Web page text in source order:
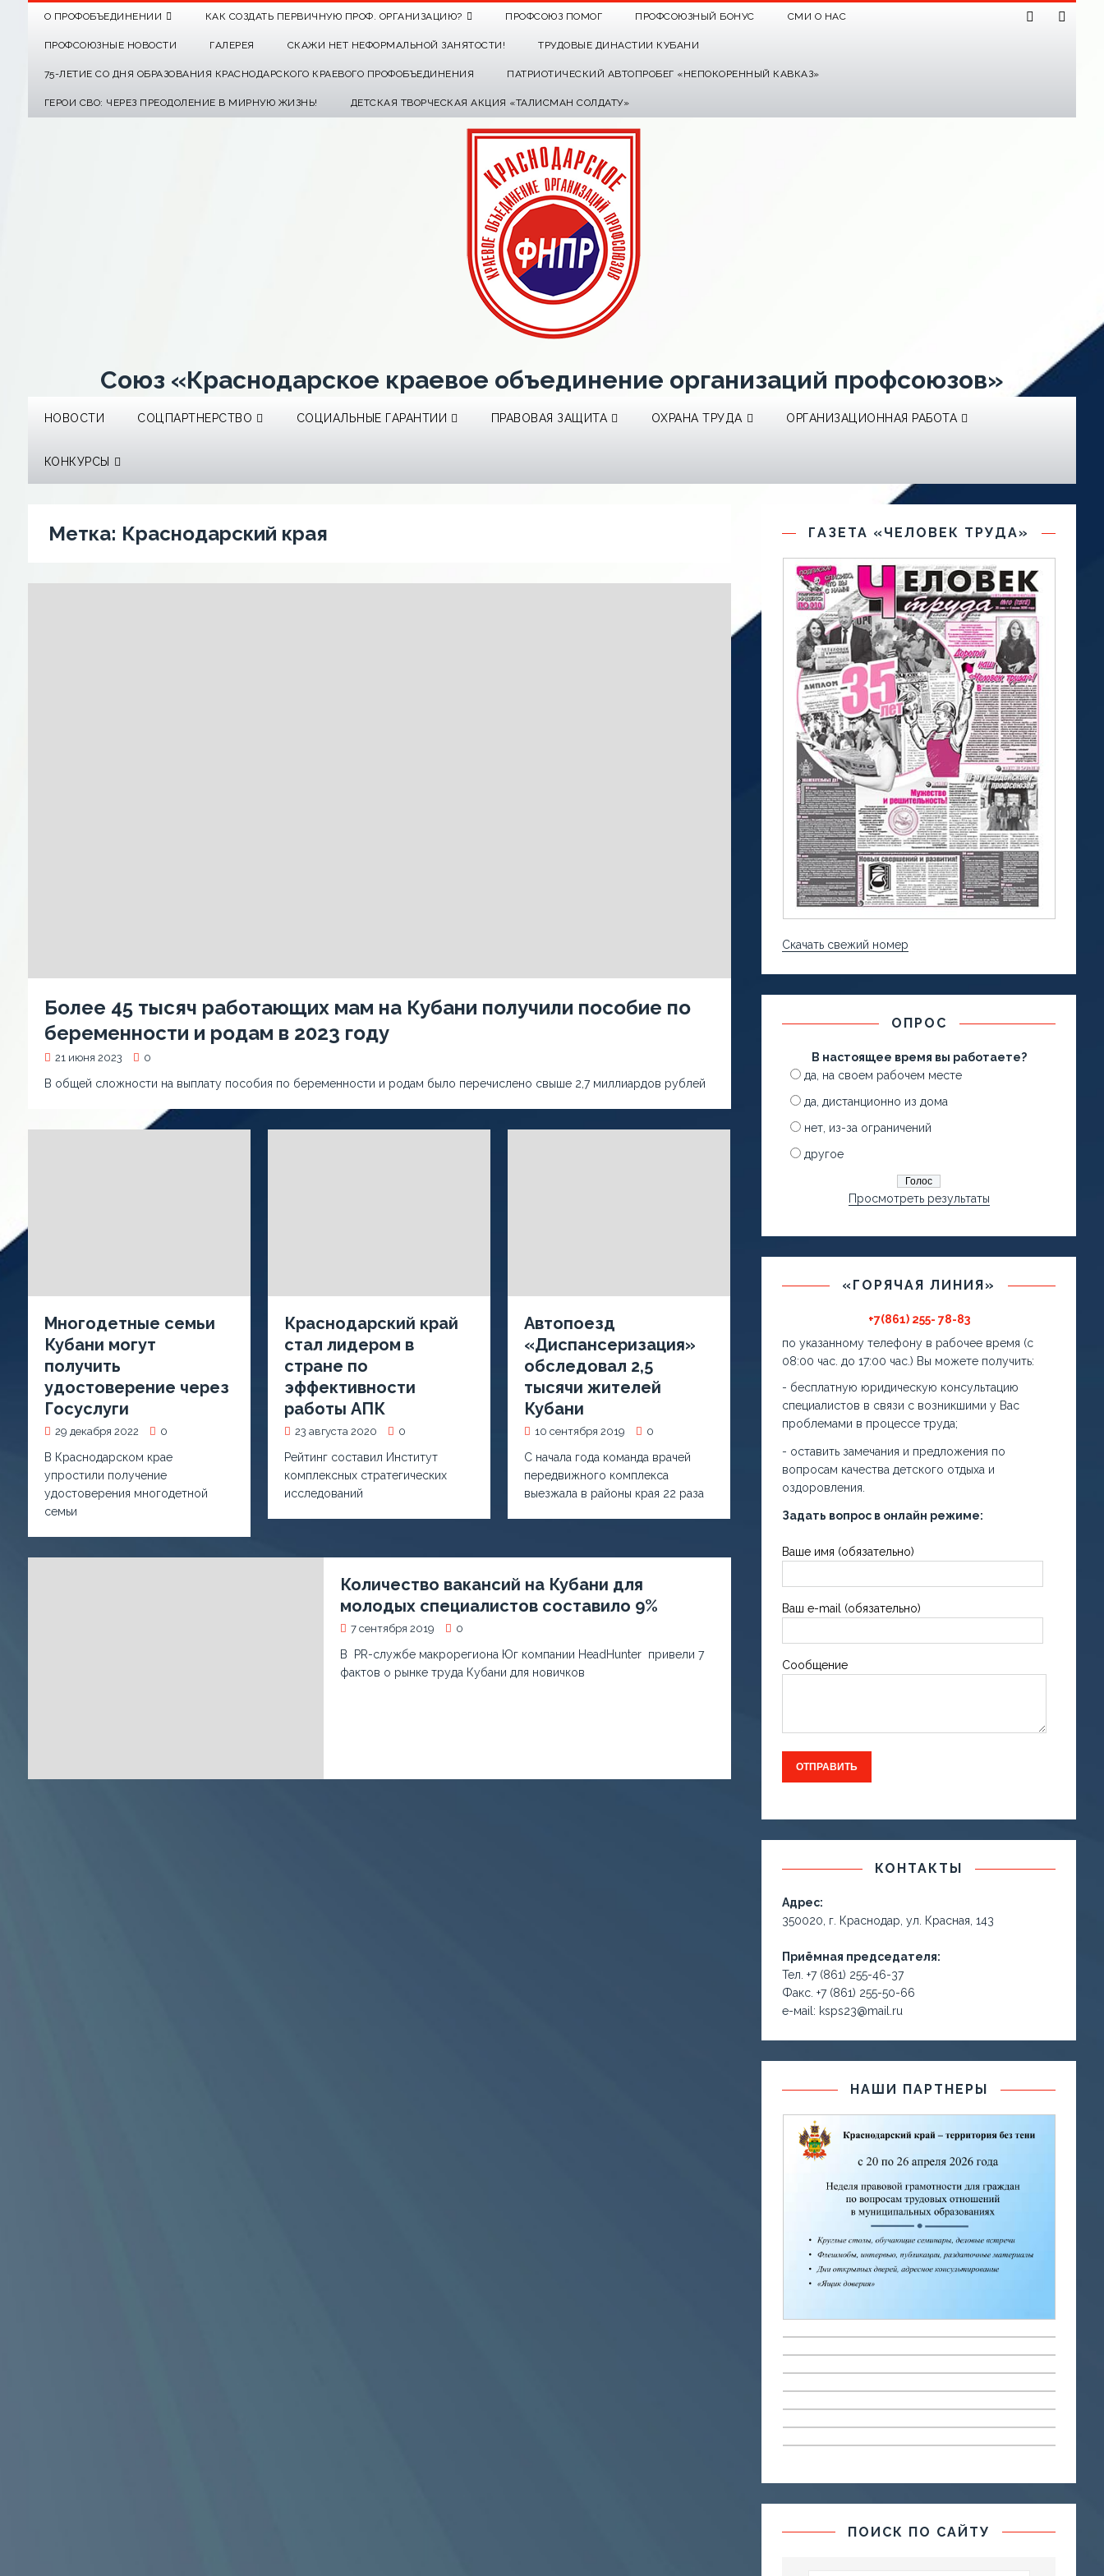
О ПРОФОБЪЕДИНЕНИИ КАК СОЗДАТЬ ПЕРВИЧНУЮ ПРОФ. ОРГАНИЗАЦИЮ? ПРОФСОЮЗ ПОМОГ ПРОФСОЮЗНЫЙ БОНУС СМИ О НАС
ПРОФСОЮЗНЫЕ НОВОСТИ ГАЛЕРЕЯ СКАЖИ НЕТ НЕФОРМАЛЬНОЙ ЗАНЯТОСТИ! ТРУДОВЫЕ ДИНАСТИИ КУБАНИ
75-ЛЕТИЕ СО ДНЯ ОБРАЗОВАНИЯ КРАСНОДАРСКОГО КРАЕВОГО ПРОФОБЪЕДИНЕНИЯ ПАТРИОТИЧЕСКИЙ АВТОПРОБЕГ «НЕПОКОРЕННЫЙ КАВКАЗ»
ГЕРОИ СВО: ЧЕРЕЗ ПРЕОДОЛЕНИЕ В МИРНУЮ ЖИЗНЬ! ДЕТСКАЯ ТВОРЧЕСКАЯ АКЦИЯ «ТАЛИСМАН СОЛДАТУ»
Союз «Краснодарское краевое объединение организаций профсоюзов»
НОВОСТИ СОЦПАРТНЕРСТВО СОЦИАЛЬНЫЕ ГАРАНТИИ ПРАВОВАЯ ЗАЩИТА ОХРАНА ТРУДА ОРГАНИЗАЦИОННАЯ РАБОТА
КОНКУРСЫ
Метка: Краснодарский края
Более 45 тысяч работающих мам на Кубани получили пособие по
беременности и родам в 2023 году
21 июня 2023 0
В общей сложности на выплату пособия по беременности и родам было перечислено свыше 2,7 миллиардов рублей
Многодетные семьи
Кубани могут
получить
удостоверение через
Госуслуги
29 декабря 2022 0
В Краснодарском крае
упростили получение
удостоверения многодетной
семьи
Краснодарский край
стал лидером в
стране по
эффективности
работы АПК
23 августа 2020 0
Рейтинг составил Институт
комплексных стратегических
исследований
Автопоезд
«Диспансеризация»
обследовал 2,5
тысячи жителей
Кубани
10 сентября 2019 0
С начала года команда врачей
передвижного комплекса
выезжала в районы края 22 раза
Количество вакансий на Кубани для
молодых специалистов составило 9%
7 сентября 2019 0
В PR-службе макрорегиона Юг компании HeadHunter привели 7
фактов о рынке труда Кубани для новичков
ГАЗЕТА «ЧЕЛОВЕК ТРУДА»
Скачать свежий номер
ОПРОС
В настоящее время вы работаете?
да, на своем рабочем месте
да, дистанционно из дома
нет, из-за ограничений
другое
Просмотреть результаты
«ГОРЯЧАЯ ЛИНИЯ»
+7(861) 255- 78-83
по указанному телефону в рабочее время (с
08:00 час. до 17:00 час.) Вы можете получить:
- бесплатную юридическую консультацию
специалистов в связи с возникшими у Вас
проблемами в процессе труда;
- оставить замечания и предложения по
вопросам качества детского отдыха и
оздоровления.
Задать вопрос в онлайн режиме:
Ваше имя (обязательно)
Ваш e-mail (обязательно)
Сообщение
КОНТАКТЫ
Адрес:
350020, г. Краснодар, ул. Красная, 143
Приёмная председателя:
Тел. +7 (861) 255-46-37
Факс. +7 (861) 255-50-66
е-маil: ksps23@mail.ru
НАШИ ПАРТНЕРЫ
ПОИСК ПО САЙТУ